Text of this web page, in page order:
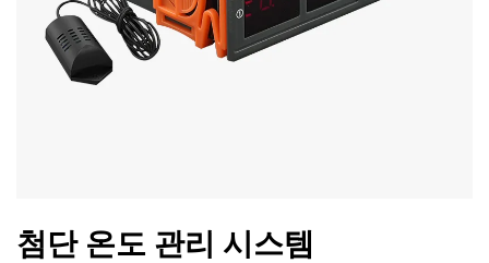
첨단 온도 관리 시스템